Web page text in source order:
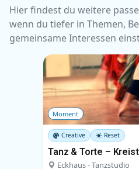
Hier findest du weitere
wenn du tiefer in Themen,
gemeinsame Interessen
Moment
Creative Reset
Eckhaus - Tanzstudio